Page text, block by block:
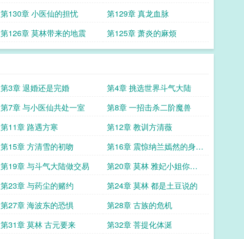
第130章 小医仙的担忧
第129章 真龙血脉
第126章 莫林带来的地震 第125章 萧炎的麻烦
第3章 退婚还是完婚
第4章 挑选世界斗气大陆
第7章 与小医仙共处一室
第8章 一招击杀二阶魔兽
第11章 路遇方寒
第12章 教训方清薇
第15章 方清雪的初吻
第16章 震惊纳兰嫣然的身材
竟然
第19章 与斗气大陆做交易
第20章 莫林 雅妃小姐你也
不想
第23章 与药尘的赌约
第24章 莫林 都是土豆说的
第27章 海波东的恐惧
第28章 古族的危机
第31章 莫林 古元要来
第32章 菩提化体涎